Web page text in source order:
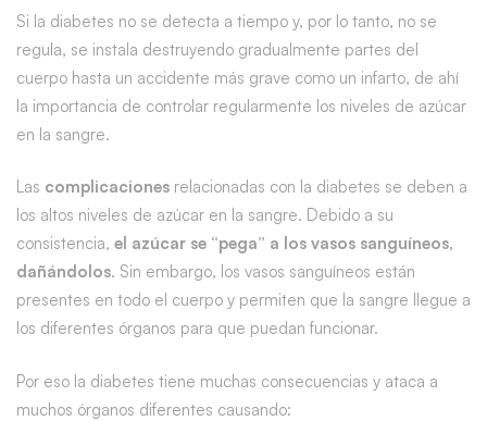
Si la diabetes no se detecta a tiempo y, por lo tanto, no se
regula, se instala destruyendo gradualmente partes del
cuerpo hasta un accidente más grave como un infarto, de ahí
la importancia de controlar regularmente los niveles de azúcar
en la sangre.
Las complicaciones relacionadas con la diabetes se deben a
los altos niveles de azúcar en la sangre. Debido a su
consistencia, el azúcar se “pega” a los vasos sanguíneos,
dañándolos. Sin embargo, los vasos sanguíneos están
presentes en todo el cuerpo y permiten que la sangre llegue a
los diferentes órganos para que puedan funcionar.
Por eso la diabetes tiene muchas consecuencias y ataca a
muchos órganos diferentes causando: